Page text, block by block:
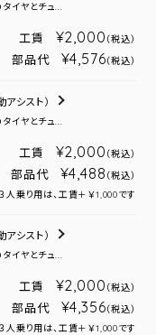
イヤとチュ...
工賃 ¥2,000 （税込）
部品代 ¥4,576（税込）
アシスト）
イヤとチュ...
工賃 ¥2,000 （税込）
部品代 ¥4,488 （税込）
人乗り用は、工賃＋￥1,000です
アシスト）
イヤとチュ...
工賃 ¥2,000 （税込）
部品代 ¥4,356（税込）
人乗り用は、工賃＋￥1,000です